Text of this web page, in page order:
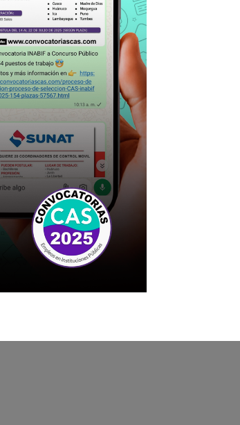
12:30 p.m. y de 1:30 p.m. a 5:00 p.m.)
de la Municipalidad Distrital de
el puesto
medios que indica las bases
resultados